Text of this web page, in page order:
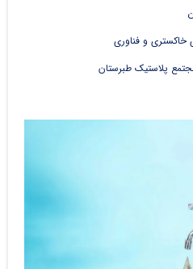
خاکستری و فناوری
پلاستیک طبرستان